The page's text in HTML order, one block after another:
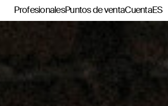
ProfesionalesPuntos de ventaCuentaES